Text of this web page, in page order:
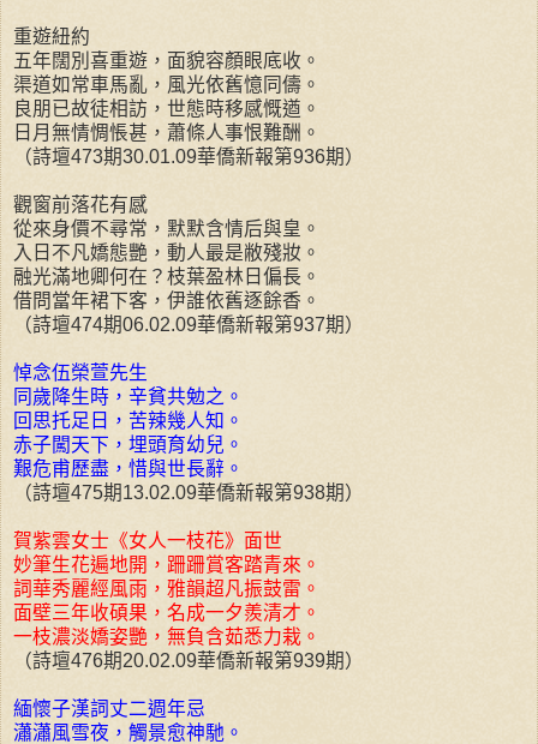
重遊紐約
五年闊別喜重遊，面貌容顏眼底收。
渠道如常車馬亂，風光依舊憶同儔。
良朋已故徒相訪，世態時移感慨遒。
日月無情惆悵甚，蕭條人事恨難酬。
（詩壇473期30.01.09華僑新報第936期）
觀窗前落花有感
從來身價不尋常，默默含情后與皇。
入日不凡嬌態艷，動人最是敝殘妝。
融光滿地卿何在？枝葉盈林日偏長。
借問當年裙下客，伊誰依舊逐餘香。
（詩壇474期06.02.09華僑新報第937期）
悼念伍榮萱先生
同歲降生時，辛貧共勉之。
回思托足日，苦辣幾人知。
赤子闖天下，埋頭育幼兒。
艱危甫歷盡，惜與世長辭。
（詩壇475期13.02.09華僑新報第938期）
賀紫雲女士《女人一枝花》面世
妙筆生花遍地開，跚跚賞客踏青來。
詞華秀麗經風雨，雅韻超凡振鼓雷。
面壁三年收碩果，名成一夕羨清才。
一枝濃淡嬌姿艷，無負含茹悉力栽。
（詩壇476期20.02.09華僑新報第939期）
緬懷子漢詞丈二週年忌
瀟瀟風雪夜，觸景愈神馳。